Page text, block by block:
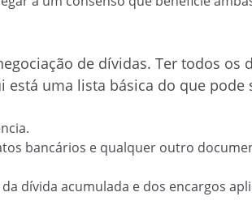
de dívidas. Ter todos os
uma lista básica do que pode
bancários e qualquer outro
dívida acumulada e dos encargos